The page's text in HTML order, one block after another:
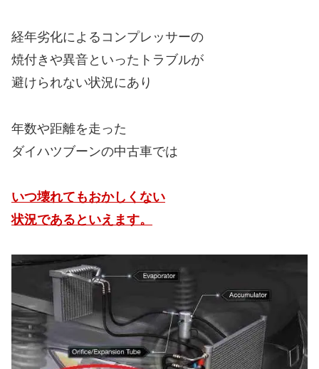
経年劣化によるコンプレッサーの
焼付きや異音といったトラブルが
避けられない状況にあり
年数や距離を走った
ダイハツブーンの中古車では
いつ壊れてもおかしくない
状況であるといえます。